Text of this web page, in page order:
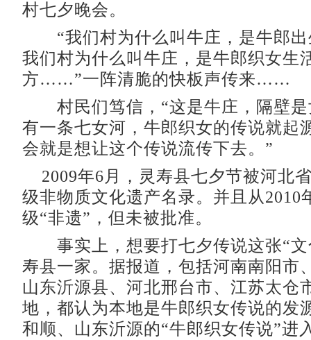
村七夕晚会。
“我们村为什么叫牛庄，是牛郎出
我们村为什么叫牛庄，是牛郎织女生
方……”一阵清脆的快板声传来……
村民们笃信，“这是牛庄，隔壁是
有一条七女河，牛郎织女的传说就起
会就是想让这个传说流传下去。”
2009年6月，灵寿县七夕节被河北
级非物质文化遗产名录。并且从2010
级“非遗”，但未被批准。
事实上，想要打七夕传说这张“文
寿县一家。据报道，包括河南南阳市
山东沂源县、河北邢台市、江苏太仓
地，都认为本地是牛郎织女传说的发
和顺、山东沂源的“牛郎织女传说”进